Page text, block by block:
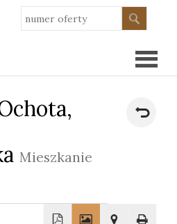
Strona
Mieszkanie